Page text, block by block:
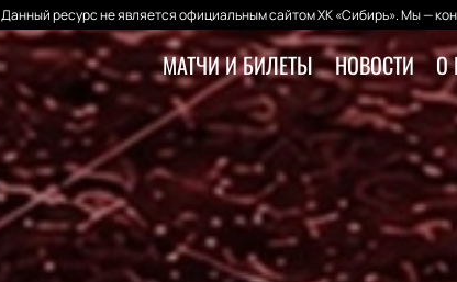
Данный ресурс не является официальным сайтом ХК «Сибирь». Мы —
МАТЧИ И БИЛЕТЫ НОВОСТИ О